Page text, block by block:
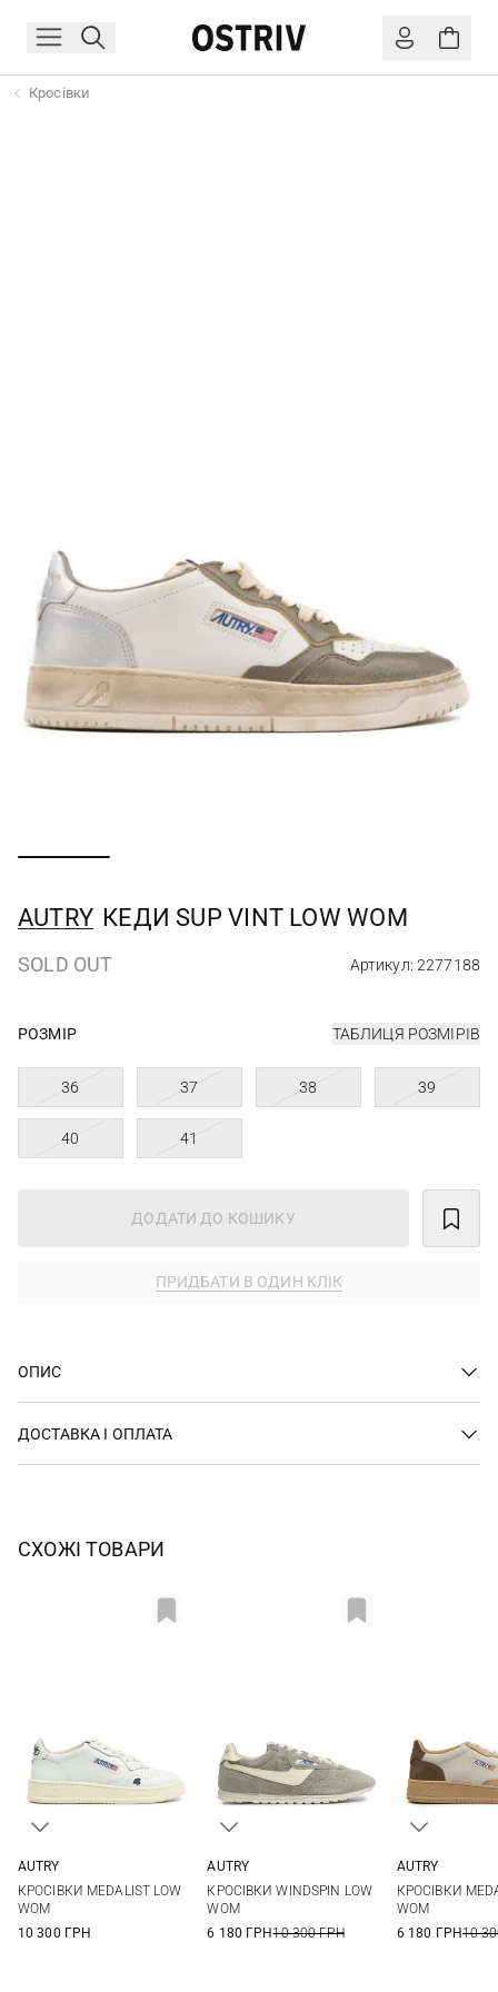
Кросівки
AUTRY КЕДИ SUP VINT LOW WOM
SOLD OUT Артикул: 2277188
РОЗМІР ТАБЛИЦЯ РОЗМІРІВ
36 37 38 39
40 41
ДОДАТИ ДО КОШИКУ
ПРИДБАТИ В ОДИН КЛІК
ОПИС
ДОСТАВКА І ОПЛАТА
СХОЖІ ТОВАРИ
40
AUTRY
КРОСІВКИ MEDALIST LOW
WOM
10 300 ГРН
AUTRY
КРОСІВКИ WINDSPIN LOW
WOM
6 180 ГРН10 300 ГРН
40
AUTRY
КРОСІВКИ
WOM
6 180 ГРН10